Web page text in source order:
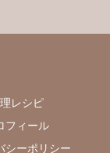
レシピ
フィール
シーポリシー